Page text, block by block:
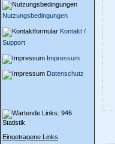
Nutzungsbedingungen
Kontakt /
Support
Impressum
Datenschutz
Statistik
Eingetragene Links